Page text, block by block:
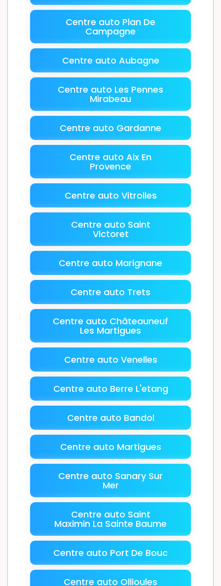
Centre auto Plan De
Campagne
Centre auto Aubagne
Centre auto Les Pennes
Mirabeau
Centre auto Gardanne
Centre auto Aix En
Provence
Centre auto Vitrolles
Centre auto Saint
Victoret
Centre auto Marignane
Centre auto Trets
Centre auto Châteauneuf
Les Martigues
Centre auto Venelles
Centre auto Berre L'etang
Centre auto Bandol
Centre auto Martigues
Centre auto Sanary Sur
Mer
Centre auto Saint
Maximin La Sainte Baume
Centre auto Port De Bouc
Centre auto Ollioules